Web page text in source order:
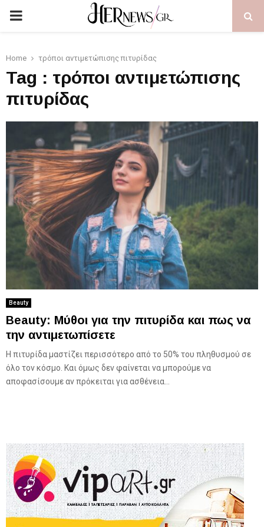
PRIMARY
Home τρόποι αντιμετώπισης πιτυρίδας
Tag : τρόποι αντιμετώπισης
πιτυρίδας
Beauty
Beauty: Μύθοι για την πιτυρίδα και πως να
την αντιμετωπίσετε
Η πιτυρίδα μαστίζει περισσότερο από το 50% του πληθυσμού σε
όλο τον κόσμο. Και όμως δεν φαίνεται να μπορούμε να
αποφασίσουμε αν πρόκειται για ασθένεια...